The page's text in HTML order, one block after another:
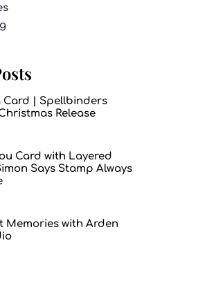
Card | Spellbinders
Release
Card with Layered
Says Stamp Always
Memories with Arden